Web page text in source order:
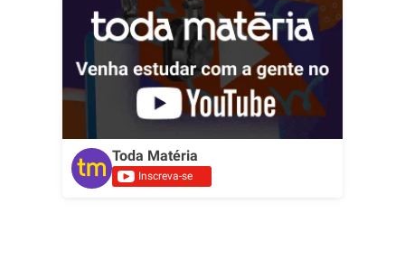
Toda Matéria
Inscreva-se